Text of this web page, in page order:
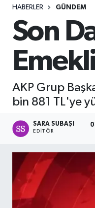
HABERLER GÜNDEM
Son
AKP Grup
bin 881 TL'ye
SARA SUBAŞI
EDITÖR
Seri İlan
Siyaset
Spor